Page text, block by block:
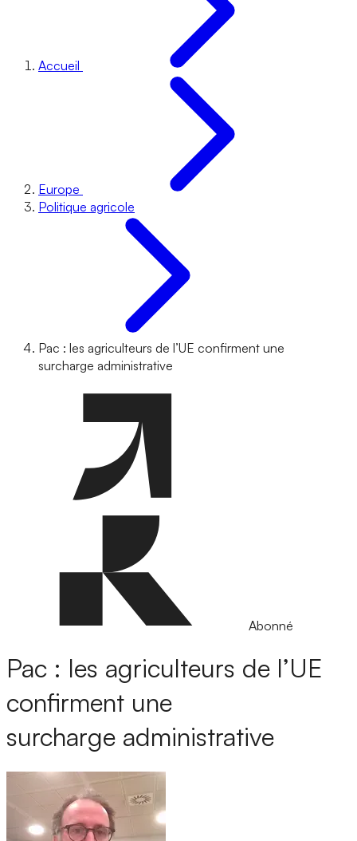
Accueil
Europe
Politique agricole
Pac : les agriculteurs de l’UE confirment une
surcharge administrative
Abonné
Pac : les agriculteurs de l’UE
confirment une
surcharge administrative